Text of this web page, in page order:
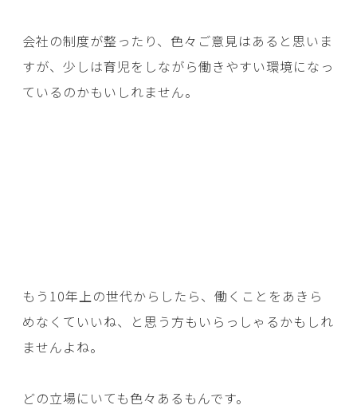
会社の制度が整ったり、色々ご意見はあると思いま
すが、少しは育児をしながら働きやすい環境になっ
ているのかもいしれません。
もう10年上の世代からしたら、働くことをあきら
めなくていいね、と思う方もいらっしゃるかもしれ
ませんよね。
どの立場にいても色々あるもんです。